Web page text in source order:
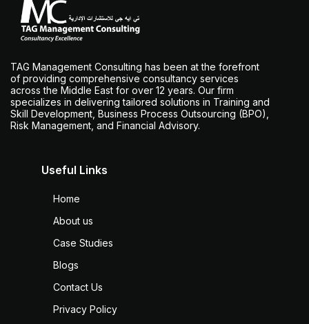
TAG Management Consulting has been at the forefront
of providing comprehensive consultancy services
across the Middle East for over 12 years. Our firm
specializes in delivering tailored solutions in Training and
Skill Development, Business Process Outsourcing (BPO),
Risk Management, and Financial Advisory.
Useful Links
Home
About us
Case Studies
Blogs
Contact Us
Privacy Policy